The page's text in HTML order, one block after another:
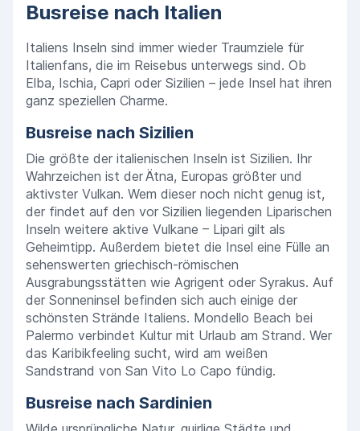
Busreise nach Italien
Italiens Inseln sind immer wieder Traumziele für
Italienfans, die im Reisebus unterwegs sind. Ob
Elba, Ischia, Capri oder Sizilien – jede Insel hat ihren
ganz speziellen Charme.
Busreise nach Sizilien
Die größte der italienischen Inseln ist Sizilien. Ihr
Wahrzeichen ist der Ätna, Europas größter und
aktivster Vulkan. Wem dieser noch nicht genug ist,
der findet auf den vor Sizilien liegenden Liparischen
Inseln weitere aktive Vulkane – Lipari gilt als
Geheimtipp. Außerdem bietet die Insel eine Fülle an
sehenswerten griechisch-römischen
Ausgrabungsstätten wie Agrigent oder Syrakus. Auf
der Sonneninsel befinden sich auch einige der
schönsten Strände Italiens. Mondello Beach bei
Palermo verbindet Kultur mit Urlaub am Strand. Wer
das Karibikfeeling sucht, wird am weißen
Sandstrand von San Vito Lo Capo fündig.
Busreise nach Sardinien